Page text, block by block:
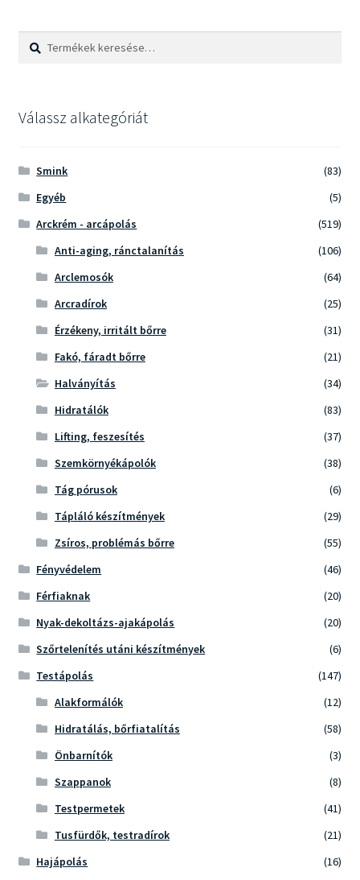
Keresés
Keresés
Válassz alkategóriát
Smink
(83)
Egyéb
(5)
Arckrém - arcápolás
(519)
Anti-aging, ránctalanítás
(106)
Arclemosók
(64)
Arcradírok
(25)
Érzékeny, irritált bőrre
(31)
Fakó, fáradt bőrre
(21)
Halványítás
(34)
Hidratálók
(83)
Lifting, feszesítés
(37)
Szemkörnyékápolók
(38)
Tág pórusok
(6)
Tápláló készítmények
(29)
Zsíros, problémás bőrre
(55)
Fényvédelem
(46)
Férfiaknak
(20)
Nyak-dekoltázs-ajakápolás
(20)
Szőrtelenítés utáni készítmények
(6)
Testápolás
(147)
Alakformálók
(12)
Hidratálás, bőrfiatalítás
(58)
Önbarnítók
(3)
Szappanok
(8)
Testpermetek
(41)
Tusfürdők, testradírok
(21)
Hajápolás
(16)